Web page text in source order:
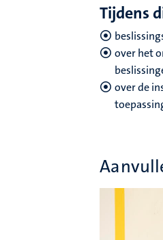
Tijdens
over het
over de